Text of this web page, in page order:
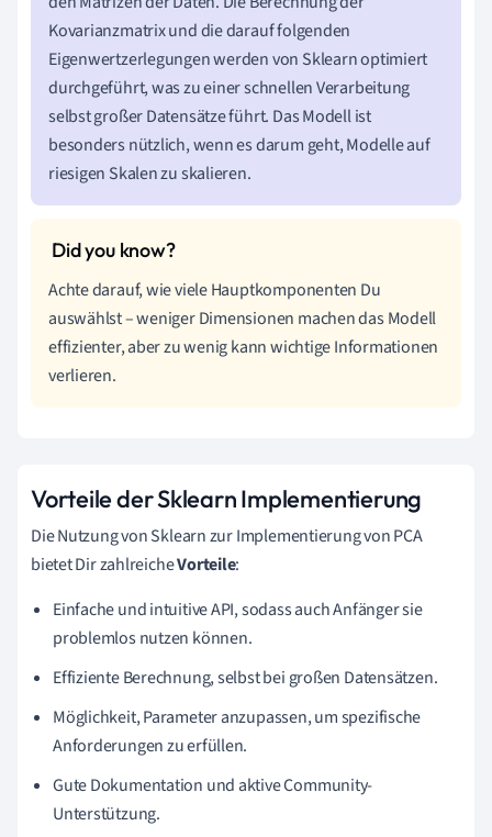
Kovarianzmatrix und die darauf folgenden
Eigenwertzerlegungen werden von Sklearn optimiert
durchgeführt, was zu einer schnellen Verarbeitung
selbst großer Datensätze führt. Das Modell ist
besonders nützlich, wenn es darum geht, Modelle auf
riesigen Skalen zu skalieren.
Achte darauf, wie viele Hauptkomponenten Du
auswählst – weniger Dimensionen machen das Modell
effizienter, aber zu wenig kann wichtige Informationen
verlieren.
Vorteile der Sklearn Implementierung
Die Nutzung von Sklearn zur Implementierung von PCA
bietet Dir zahlreicheVorteile:
Einfache und intuitive API, sodass auch Anfänger sie
problemlos nutzen können.
Effiziente Berechnung, selbst bei großen Datensätzen.
Möglichkeit, Parameter anzupassen, um spezifische
Anforderungen zu erfüllen.
Gute Dokumentation und aktive Community-
Unterstützung.